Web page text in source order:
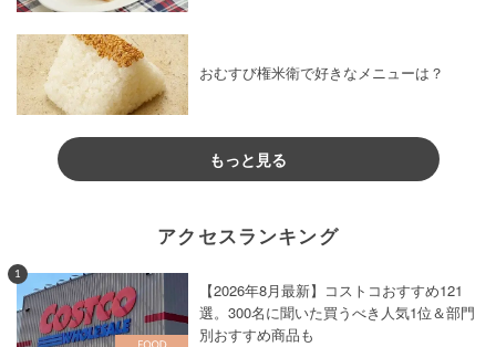
おむすび権米衛で好きなメニューは？
もっと見る
アクセスランキング
1
【2026年8月最新】コストコおすすめ121
選。300名に聞いた買うべき人気1位＆部門
別おすすめ商品も